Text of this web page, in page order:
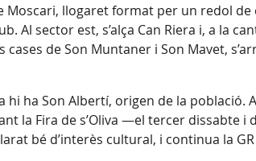
llogaret format per un redol
Al sector est, s’alça Can Riera i, a la
de Son Muntaner i Son Mavet,
hi ha Son Albertí, origen de la
la Fira de s’Oliva —el tercer dissabte i
bé d’interès cultural, i continua la